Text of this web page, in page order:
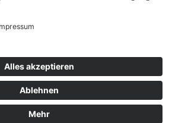
© 2019–2026 Marketing Gesellschaft